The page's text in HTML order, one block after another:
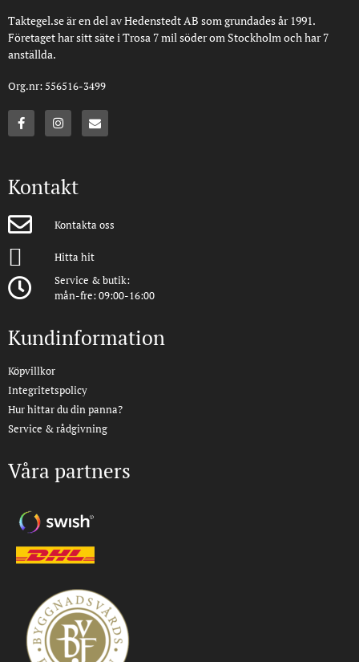
Taktegel.se är en del av Hedenstedt AB som grundades år 1991.
Företaget har sitt säte i Trosa 7 mil söder om Stockholm och har 7
anställda.
Org.nr: 556516-3499
Kontakt
Kontakta oss
Hitta hit
Service & butik:
mån-fre: 09:00-16:00
Kundinformation
Köpvillkor
Integritetspolicy
Hur hittar du din panna?
Service & rådgivning
Våra partners